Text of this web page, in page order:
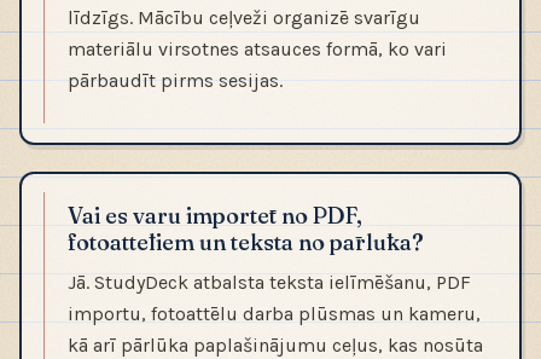
līdzīgs. Mācību ceļveži organizē svarīgu
materiālu virsotnes atsauces formā, ko vari
pārbaudīt pirms sesijas.
Vai es varu importēt no PDF,
fotoattēliem un teksta no pārlūka?
Jā. StudyDeck atbalsta teksta ielīmēšanu, PDF
importu, fotoattēlu darba plūsmas un kameru,
kā arī pārlūka paplašinājumu ceļus, kas nosūta